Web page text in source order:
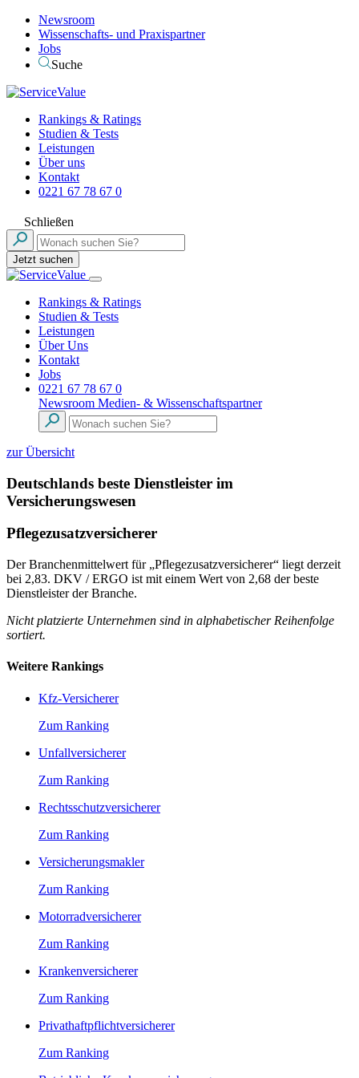
Newsroom
Wissenschafts- und Praxispartner
Jobs
Suche
Rankings & Ratings
Studien & Tests
Leistungen
Über uns
Kontakt
0221 67 78 67 0
Schließen
Jetzt suchen
Rankings & Ratings
Studien & Tests
Leistungen
Über Uns
Kontakt
Jobs
0221 67 78 67 0
Newsroom Medien- & Wissenschaftspartner
zur Übersicht
Deutschlands beste Dienstleister im
Versicherungswesen
Pflegezusatzversicherer
Der Branchenmittelwert für „Pflegezusatzversicherer“ liegt derzeit
bei 2,83. DKV / ERGO ist mit einem Wert von 2,68 der beste
Dienstleister der Branche.
Nicht platzierte Unternehmen sind in alphabetischer Reihenfolge
sortiert.
Weitere Rankings
Kfz-Versicherer
Zum Ranking
Unfallversicherer
Zum Ranking
Rechtsschutzversicherer
Zum Ranking
Versicherungsmakler
Zum Ranking
Motorradversicherer
Zum Ranking
Krankenversicherer
Zum Ranking
Privathaftpflichtversicherer
Zum Ranking